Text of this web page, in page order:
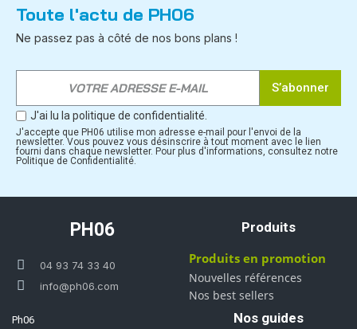
Toute l'actu de PH06
Ne passez pas à côté de nos bons plans !
S’abonner
J'ai lu la politique de confidentialité.
J'accepte que PH06 utilise mon adresse e-mail pour l'envoi de la
newsletter. Vous pouvez vous désinscrire à tout moment avec le lien
fourni dans chaque newsletter. Pour plus d'informations, consultez notre
Politique de Confidentialité.
PH06
04 93 74 33 40
info@ph06.com
Ph06
Produits
Produits en promotion
Nouvelles références
Nos best sellers
Nos guides